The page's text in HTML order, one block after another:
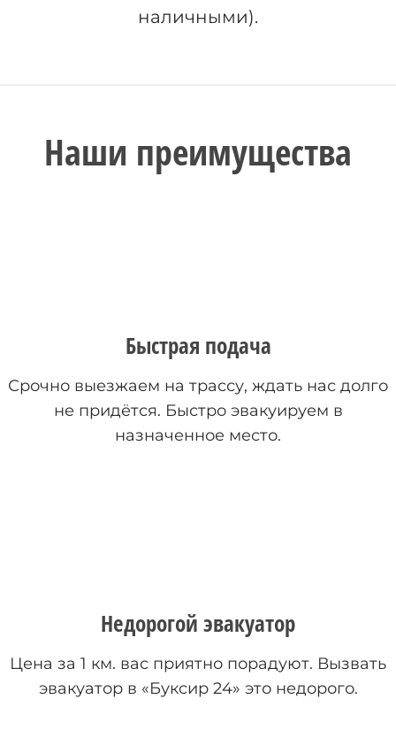
наличными).
Наши преимущества
Быстрая подача
Срочно выезжаем на трассу, ждать нас долго
не придётся. Быстро эвакуируем в
назначенное место.
Недорогой эвакуатор
Цена за 1 км. вас приятно порадуют. Вызвать
эвакуатор в «Буксир 24» это недорого.